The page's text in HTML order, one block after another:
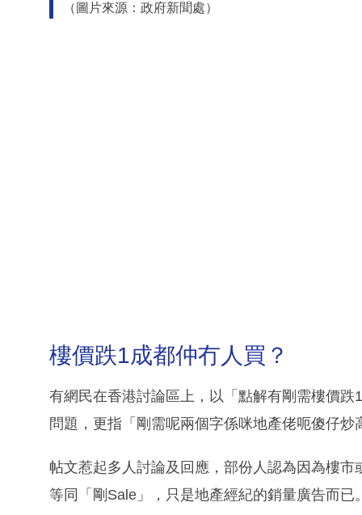
（圖片來源：政府新聞處）
樓價跌1成都仲冇人買？
有網民在香港討論區上，以「點解有剛需樓價
問題，更指「剛需呢兩個字係咪地產佬呃傻仔炒
帖文惹起多人討論及回應，部份人認為因為樓
等同「剛Sale」，只是地產經紀的銷量廣告而已